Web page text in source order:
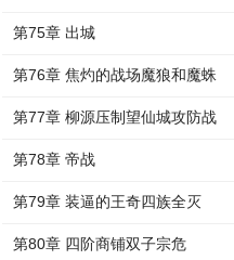
第75章 出城
第76章 焦灼的战场魔狼和魔蛛
第77章 柳源压制望仙城攻防战
第78章 帝战
第79章 装逼的王奇四族全灭
第80章 四阶商铺双子宗危